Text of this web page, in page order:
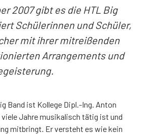
2007 gibt es die HTL Big
Schülerinnen und Schüler,
mit ihrer mitreißenden
Arrangements und
Band ist Kollege Dipl.-Ing. Anton
viele Jahre musikalisch tätig ist und
mitbringt. Er versteht es wie kein